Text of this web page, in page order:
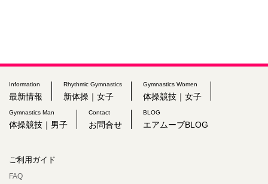
Information
最新情報
Rhythmic Gymnastics
新体操｜女子
Gymnastics Women
体操競技｜女子
Gymnastics Man
体操競技｜男子
Contact
お問合せ
BLOG
エアムーブBLOG
ご利用ガイド
FAQ